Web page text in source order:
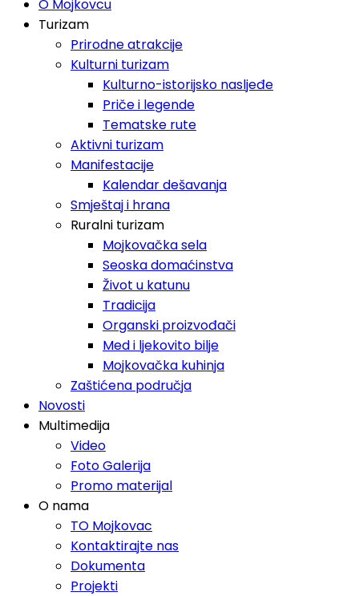
O Mojkovcu
Turizam
Prirodne atrakcije
Kulturni turizam
Kulturno-istorijsko nasljeđe
Priče i legende
Tematske rute
Aktivni turizam
Manifestacije
Kalendar dešavanja
Smještaj i hrana
Ruralni turizam
Mojkovačka sela
Seoska domaćinstva
Život u katunu
Tradicija
Organski proizvođači
Med i ljekovito bilje
Mojkovačka kuhinja
Zaštićena područja
Novosti
Multimedija
Video
Foto Galerija
Promo materijal
O nama
TO Mojkovac
Kontaktirajte nas
Dokumenta
Projekti